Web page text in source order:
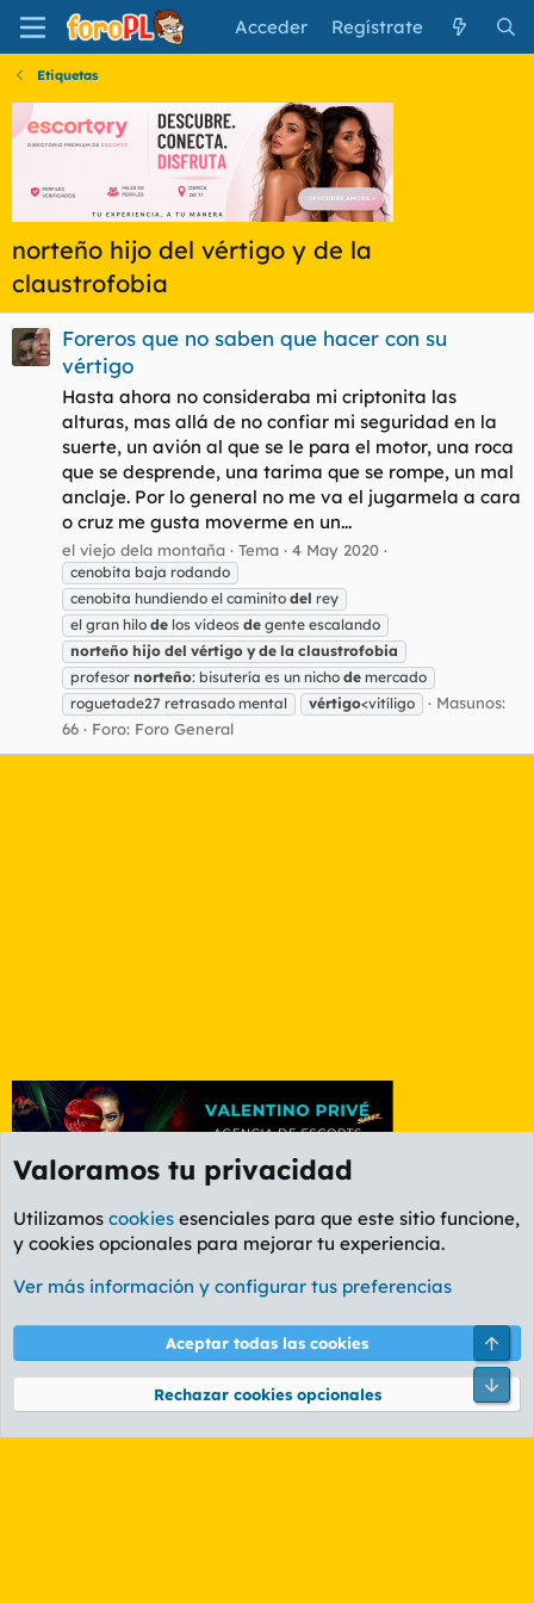
Acceder Regístrate
Etiquetas
norteño hijo del vértigo y de la
claustrofobia
Foreros que no saben que hacer con su
vértigo
Hasta ahora no consideraba mi criptonita las
alturas, mas allá de no confiar mi seguridad en la
suerte, un avión al que se le para el motor, una roca
que se desprende, una tarima que se rompe, un mal
anclaje. Por lo general no me va el jugarmela a cara
o cruz me gusta moverme en un...
el viejo dela montaña Tema 4 May 2020
cenobita baja rodando
cenobita hundiendo el caminito del rey
el gran hilo de los vídeos de gente escalando
norteño hijo del vértigo y de la claustrofobia
profesor norteño: bisutería es un nicho de mercado
roguetade27 retrasado mental
vértigo<vitíligo
Masunos:
66
Foro: Foro General
Etiquetas
Cookies
PL OLDSTYLE AMARILLO
Términos y reglas Política de privacidad Ayuda
Community platform by XenForo® © 2010-2026 XenForo Ltd.
Valoramos tu privacidad
Utilizamos cookies esenciales para que este sitio funcione,
y cookies opcionales para mejorar tu experiencia.
Ver más información y configurar tus preferencias
Aceptar todas las cookies
Rechazar cookies opcionales
Pie